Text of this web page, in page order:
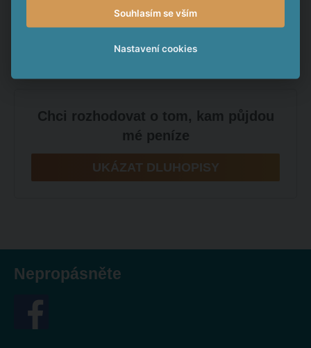
100 000 eur (2,7 milionů korun).
Chci rozhodovat o tom, kam půjdou
mé peníze
UKÁZAT DLUHOPISY
Nepropásněte
Souhlasím se vším
Nastavení cookies